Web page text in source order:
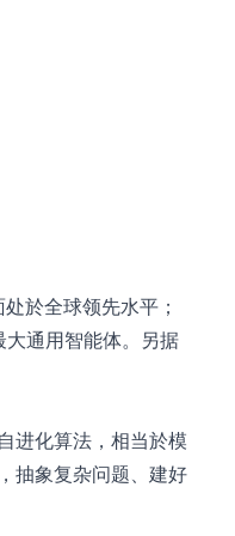
於全球领先水平；
大通用智能体。另据
进化算法，相当於模
抽象复杂问题、建好